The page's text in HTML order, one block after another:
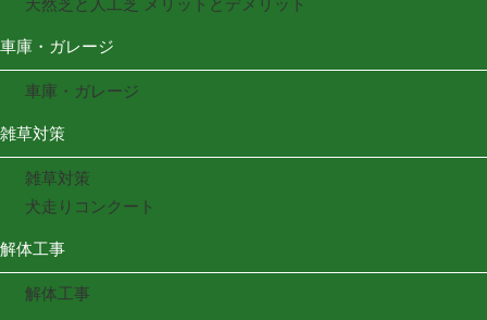
車庫・ガレージ
車庫・ガレージ
雑草対策
雑草対策
犬走りコンクート
解体工事
解体工事